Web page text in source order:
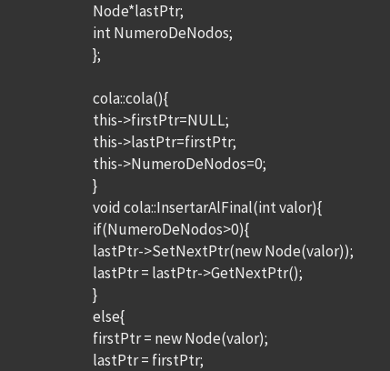
Node*lastPtr;
int NumeroDeNodos;
};
cola::cola(){
this->firstPtr=NULL;
this->lastPtr=firstPtr;
this->NumeroDeNodos=0;
}
void cola::InsertarAlFinal(int valor){
if(NumeroDeNodos>0){
lastPtr->SetNextPtr(new Node(valor));
lastPtr = lastPtr->GetNextPtr();
}
else{
firstPtr = new Node(valor);
lastPtr = firstPtr;